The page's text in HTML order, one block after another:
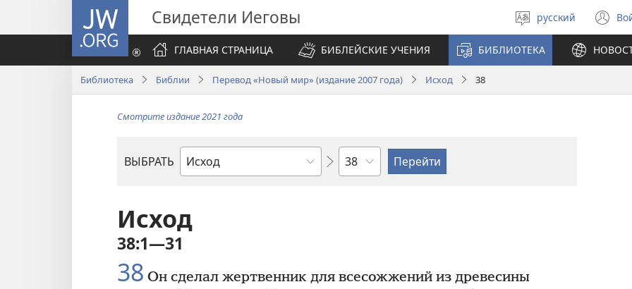
JW.ORG Свидетели Иеговы
Выберите
язык
русский
в
ГЛАВНАЯ СТРАНИЦА
БИБЛЕЙСКИЕ УЧЕНИЯ БИБЛИОТЕКА
Библиотека Библии Перевод «Новый мир» (издание 2007 года) Исход 38
Смотрите издание 2021 года
ВЫБРАТЬ
по
по
главам
Исход
38:1—31
38 Он сделал жертвенник для всесожжений из древесины